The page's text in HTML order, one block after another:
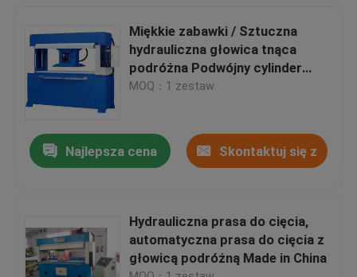
Skontaktuj się z nami
Poprosić o wycenę
Hydrauliczna maszyna do cięcia
Prasa hydrauliczna Die Cutting Machine
Hydrauliczna maszyna do cięcia ramion wahadłowych
Miękkie zabawki / Sztuczna
hydrauliczna głowica tnąca
podróżna Podwójny cylinder
olejowy
MOQ：1 zestaw
Najlepsza cena Skontaktuj się z
Hydrauliczna prasa do cięcia,
automatyczna prasa do cięcia z
głowicą podróżną Made in China